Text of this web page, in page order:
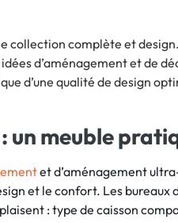
collection complète et
d’aménagement et de
d’une qualité de design
un meuble
et d’aménagement
et le confort. Les bureaux
: type de caisson